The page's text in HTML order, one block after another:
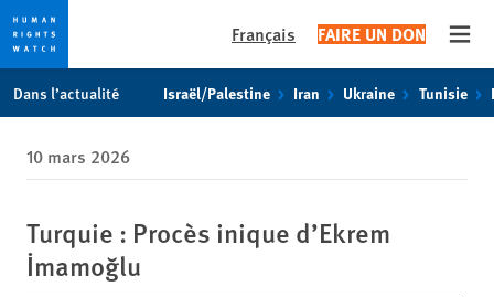
to
privacy
notice
to
content
Français FAIRE UN DON
Dans l’actualité Israël/Palestine Iran Ukraine Tunisie
10 mars 2026
Turquie : Procès inique d’Ekrem
İmamoğlu